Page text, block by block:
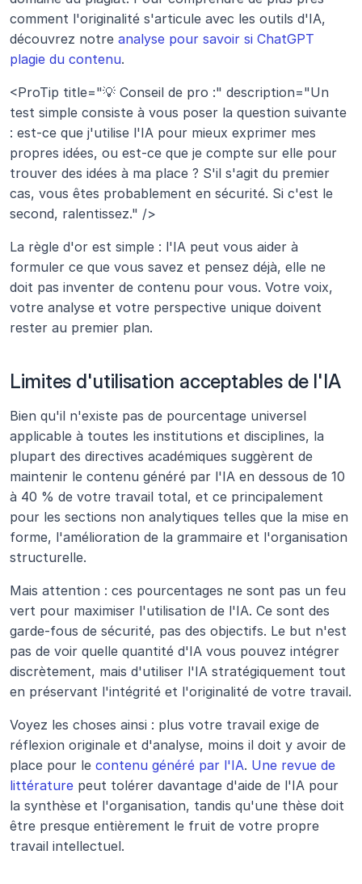
comment l'originalité s'articule avec les outils d'IA,
découvrez notre analyse pour savoir si ChatGPT
plagie du contenu.
<ProTip title="💡 Conseil de pro :" description="Un
test simple consiste à vous poser la question suivante
: est-ce que j'utilise l'IA pour mieux exprimer mes
propres idées, ou est-ce que je compte sur elle pour
trouver des idées à ma place ? S'il s'agit du premier
cas, vous êtes probablement en sécurité. Si c'est le
second, ralentissez." />
La règle d'or est simple : l'IA peut vous aider à
formuler ce que vous savez et pensez déjà, elle ne
doit pas inventer de contenu pour vous. Votre voix,
votre analyse et votre perspective unique doivent
rester au premier plan.
Limites d'utilisation acceptables de l'IA
Bien qu'il n'existe pas de pourcentage universel
applicable à toutes les institutions et disciplines, la
plupart des directives académiques suggèrent de
maintenir le contenu généré par l'IA en dessous de 10
à 40 % de votre travail total, et ce principalement
pour les sections non analytiques telles que la mise en
forme, l'amélioration de la grammaire et l'organisation
structurelle.
Mais attention : ces pourcentages ne sont pas un feu
vert pour maximiser l'utilisation de l'IA. Ce sont des
garde-fous de sécurité, pas des objectifs. Le but n'est
pas de voir quelle quantité d'IA vous pouvez intégrer
discrètement, mais d'utiliser l'IA stratégiquement tout
en préservant l'intégrité et l'originalité de votre travail.
Voyez les choses ainsi : plus votre travail exige de
réflexion originale et d'analyse, moins il doit y avoir de
place pour le contenu généré par l'IA. Une revue de
littérature peut tolérer davantage d'aide de l'IA pour
la synthèse et l'organisation, tandis qu'une thèse doit
être presque entièrement le fruit de votre propre
travail intellectuel.